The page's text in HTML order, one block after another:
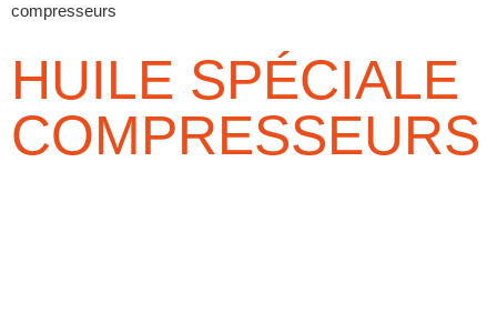
compresseurs
HUILE SPÉCIALE
COMPRESSEURS